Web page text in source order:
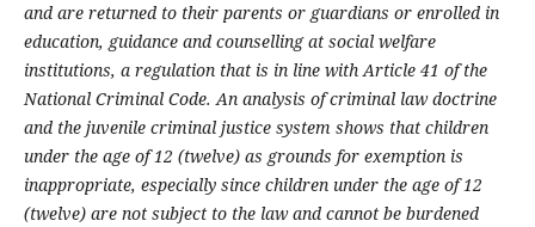
and are returned to their parents or guardians or enrolled in
education, guidance and counselling at social welfare
institutions, a regulation that is in line with Article 41 of the
National Criminal Code. An analysis of criminal law doctrine
and the juvenile criminal justice system shows that children
under the age of 12 (twelve) as grounds for exemption is
inappropriate, especially since children under the age of 12
(twelve) are not subject to the law and cannot be burdened